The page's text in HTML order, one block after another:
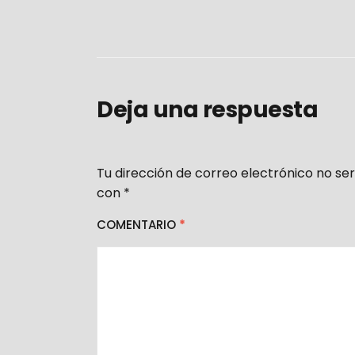
Deja una respuesta
Tu dirección de correo electrónico no
con *
COMENTARIO *